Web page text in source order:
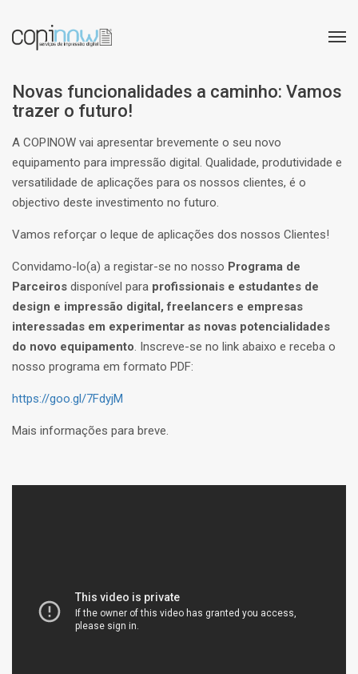
Novas funcionalidades a caminho: Vamos
trazer o futuro!
A COPINOW vai apresentar brevemente o seu novo
equipamento para impressão digital. Qualidade, produtividade e
versatilidade de aplicações para os nossos clientes, é o
objectivo deste investimento no futuro.
Vamos reforçar o leque de aplicações dos nossos Clientes!
Convidamo-lo(a) a registar-se no nosso Programa de
Parceiros disponível para profissionais e estudantes de
design e impressão digital, freelancers e empresas
interessadas em experimentar as novas potencialidades
do novo equipamento. Inscreve-se no link abaixo e receba o
nosso programa em formato PDF:
https://goo.gl/7FdyjM
Mais informações para breve.